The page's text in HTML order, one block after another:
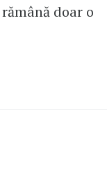
doar o